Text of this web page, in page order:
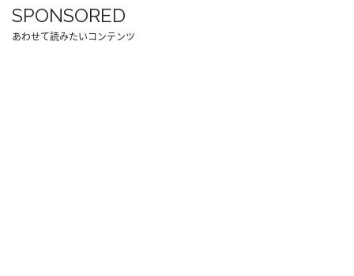
SPONSORED
あわせて読みたいコンテンツ